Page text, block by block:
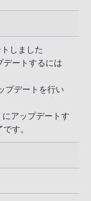
しました
デートするには
プデートを行い
アップデートす
す。